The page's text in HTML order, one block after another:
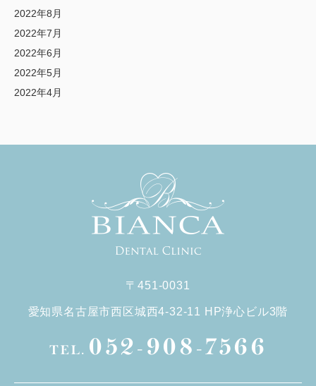
2022年8月
2022年7月
2022年6月
2022年5月
2022年4月
〒451-0031
愛知県名古屋市西区城西4-32-11 HP浄心ビル3階
TEL. 052-908-7566